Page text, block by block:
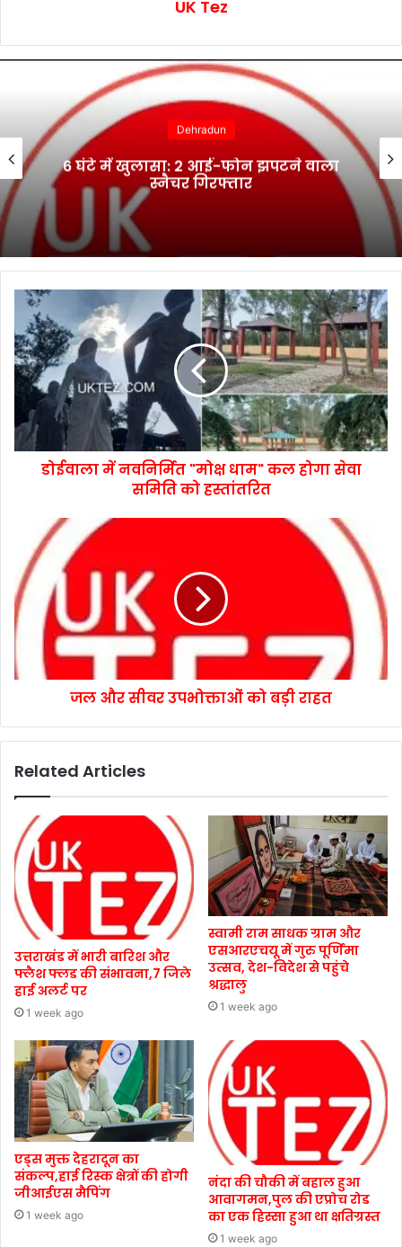
UK Tez
Dehradun
6 घंटे में खुलासा: 2 आई-फोन झपटने वाला
स्नैचर गिरफ्तार
डोईवाला में नवनिर्मित "मोक्ष धाम" कल होगा सेवा
समिति को हस्तांतरित
जल और सीवर उपभोक्ताओं को बड़ी राहत
Related Articles
उत्तराखंड में भारी बारिश और
फ्लैश फ्लड की संभावना,7 जिले
हाई अलर्ट पर
1 week ago
स्वामी राम साधक ग्राम और
एसआरएचयू में गुरु पूर्णिमा
उत्सव, देश-विदेश से पहुंचे
श्रद्धालु
1 week ago
एड्स मुक्त देहरादून का
संकल्प,हाई रिस्क क्षेत्रों की होगी
जीआईएस मैपिंग
1 week ago
नंदा की चौकी में बहाल हुआ
आवागमन,पुल की एप्रोच रोड
का एक हिस्सा हुआ था क्षतिग्रस्त
1 week ago